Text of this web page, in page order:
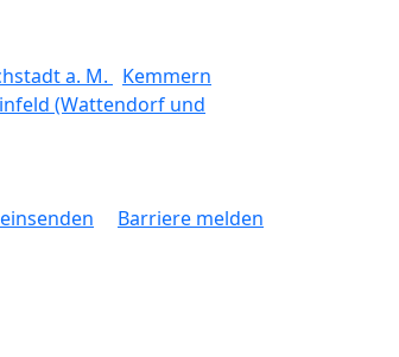
a. M.
Kemmern
(Wattendorf und
Barriere melden